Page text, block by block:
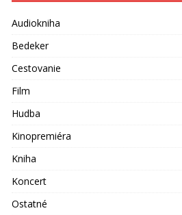
Audiokniha
Bedeker
Cestovanie
Film
Hudba
Kinopremiéra
Kniha
Koncert
Ostatné